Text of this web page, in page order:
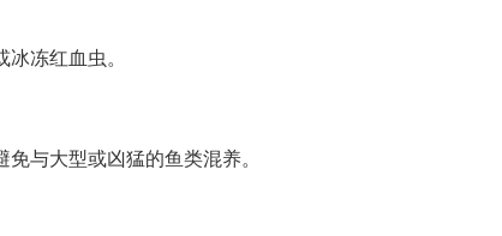
冻红血虫。
与大型或凶猛的鱼类混养。